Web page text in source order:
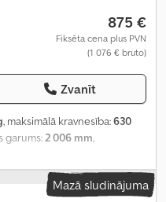
875 €
Fiksēta cena plus PVN
(1 076 € bruto)
Zvanīt
, maksimālā kravnesība:630
garums: 2 006 mm
Mazā sludinājuma